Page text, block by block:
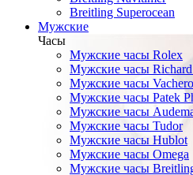
Breitling Superocean
Мужские
Часы
Мужские часы Rolex
Мужские часы
Мужские часы
Мужские часы Patek
Мужские часы
Мужские часы Tudor
Мужские часы Hublot
Мужские часы Omega
Мужские часы